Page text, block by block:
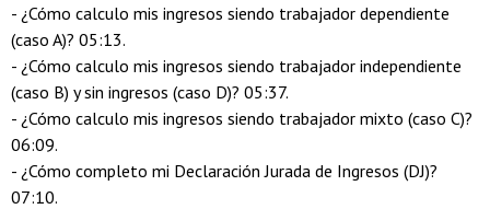
- ¿Cómo calculo mis ingresos siendo trabajador dependiente
(caso A)? 05:13.
- ¿Cómo calculo mis ingresos siendo trabajador independiente
(caso B) y sin ingresos (caso D)? 05:37.
- ¿Cómo calculo mis ingresos siendo trabajador mixto (caso C)?
06:09.
- ¿Cómo completo mi Declaración Jurada de Ingresos (DJ)?
07:10.